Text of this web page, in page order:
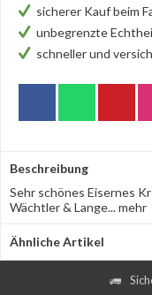
sicherer Kauf beim
unbegrenzte
schneller und
Beschreibung
Sehr schönes Eisernes
Wächtler & Lange...mehr
Ähnliche Artikel